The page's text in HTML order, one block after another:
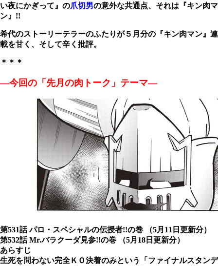
い夜にかぎって』の爪切男の意外な共通点、それは『キン肉マ
ン』!!
希代のストーリーテラーのふたりが５月分の『キン肉マン』連
載を甘く、そして辛く批評。
＊＊＊
―今回の「先月の肉トーク」テーマ―
第531話 パロ・スペシャルの伝授者!!の巻 （5月11日更新分）
第532話 Mr.バラクーダ見参!!の巻 （5月18日更新分）
あらすじ
生死を問わない完全ＫＯ決着のみという「ファイナルスタンデ